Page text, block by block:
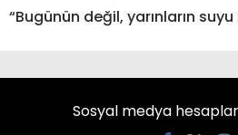
“Bugünün değil, yarınların suyu
Sosyal medya